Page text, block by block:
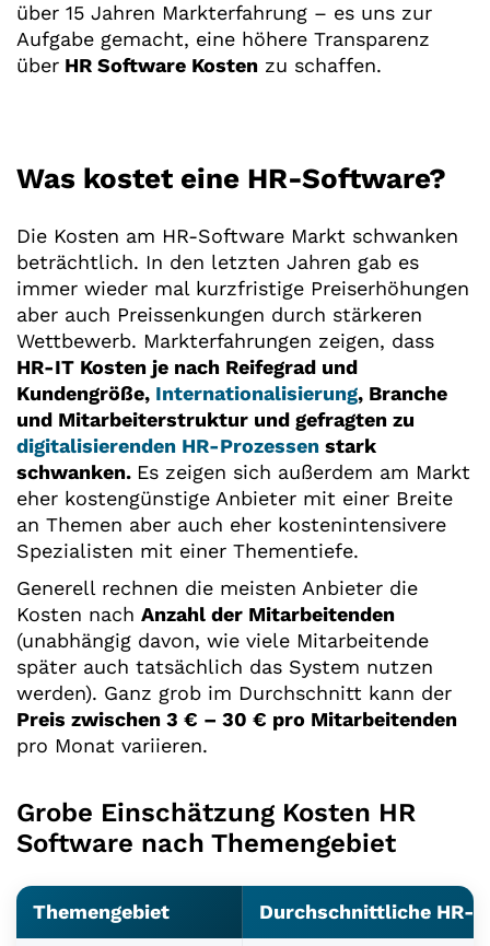
über 15 Jahren Markterfahrung – es uns zur
Aufgabe gemacht, eine höhere Transparenz
über HR Software Kosten zu schaffen.
Was kostet eine HR-Software?
Die Kosten am HR-Software Markt schwanken
beträchtlich. In den letzten Jahren gab es
immer wieder mal kurzfristige Preiserhöhungen
aber auch Preissenkungen durch stärkeren
Wettbewerb. Markterfahrungen zeigen, dass
HR-IT Kosten je nach Reifegrad und
Kundengröße, Internationalisierung, Branche
und Mitarbeiterstruktur und gefragten zu
digitalisierenden HR-Prozessen stark
schwanken. Es zeigen sich außerdem am Markt
eher kostengünstige Anbieter mit einer Breite
an Themen aber auch eher kostenintensivere
Spezialisten mit einer Thementiefe.
Generell rechnen die meisten Anbieter die
Kosten nach Anzahl der Mitarbeitenden
(unabhängig davon, wie viele Mitarbeitende
später auch tatsächlich das System nutzen
werden). Ganz grob im Durchschnitt kann der
Preis zwischen 3 € – 30 € pro Mitarbeitenden
pro Monat variieren.
Grobe Einschätzung Kosten HR
Software nach Themengebiet
Themengebiet Durchschnittliche HR-